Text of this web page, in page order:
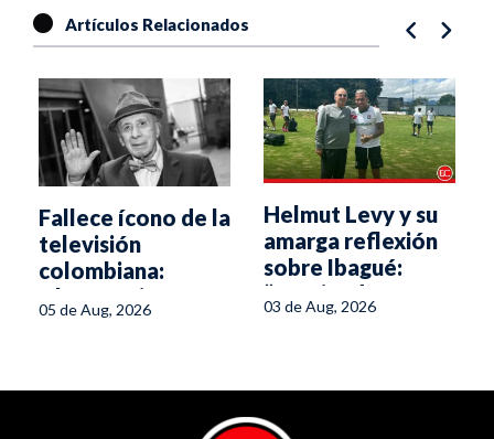
Artículos Relacionados
Fallece ícono de la
televisión
colombiana:
Alfonso Lizarazo
05 de Aug, 2026
Helmut Levy y su
amarga reflexión
sobre Ibagué:
“Creciendo, pero
sin condiciones”
03 de Aug, 2026